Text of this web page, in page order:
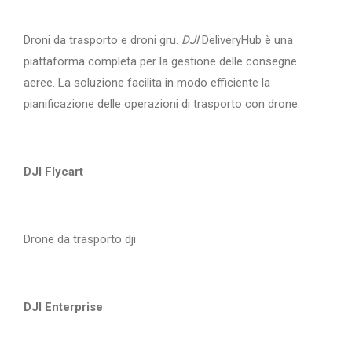
Droni da trasporto e droni gru. DJIDeliveryHub è una
piattaforma completa per la gestione delle consegne
aeree. La soluzione facilita in modo efficiente la
pianificazione delle operazioni di trasporto con drone.
DJI Flycart
Drone da trasporto dji
DJI Enterprise